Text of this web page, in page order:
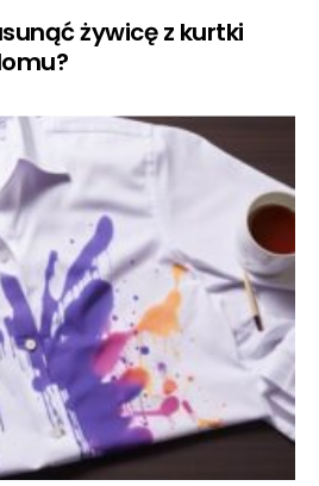
żywicę z kurtki